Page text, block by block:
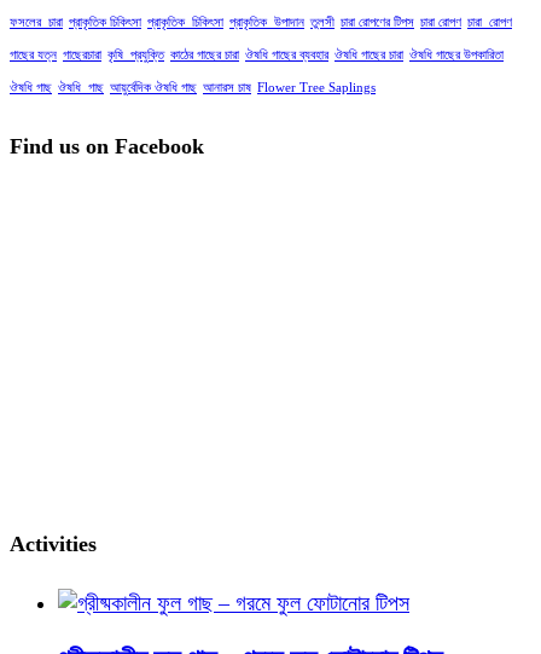
ফসলের_চারা প্রাকৃতিক চিকিৎসা প্রাকৃতিক_চিকিৎসা প্রাকৃতিক_উপাদান তুলসী চারা রোপণের টিপস চারা রোপণ চারা_রোপণ
গাছের যত্ন গাছেরচারা কৃষি_প্রযুক্তি কাঠের গাছের চারা ঔষধি গাছের ব্যবহার ঔষধি গাছের চারা ঔষধি গাছের উপকারিতা
ঔষধি গাছ ঔষধি_গাছ আয়ুর্বেদিক ঔষধি গাছ আনারস চাষ Flower Tree Saplings
Find us on Facebook
Activities